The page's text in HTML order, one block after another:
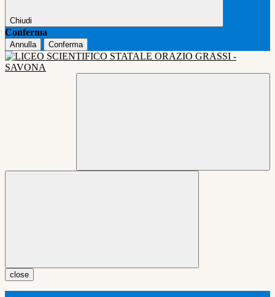
Chiudi
Conferma
Annulla Conferma
close